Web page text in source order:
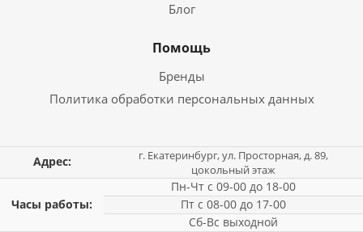
Блог
Помощь
Бренды
Политика обработки персональных данных
Адрес:
г. Екатеринбург, ул. Просторная, д. 89,
цокольный этаж
Часы работы:
Пн-Чт с 09-00 до 18-00
Пт с 08-00 до 17-00
Сб-Вс выходной